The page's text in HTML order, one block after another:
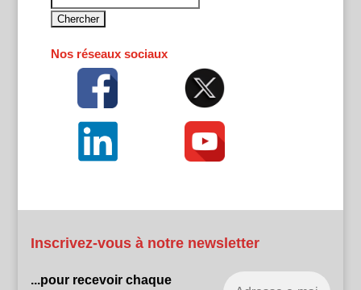
Nos réseaux sociaux
Inscrivez-vous à notre newsletter
...pour recevoir chaque